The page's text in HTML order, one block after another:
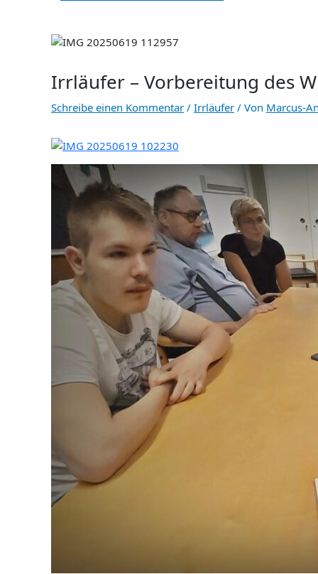
Irrläufer – Vorbereitung des
Schreibe einen Kommentar / Irrläufer / Von Marcus-